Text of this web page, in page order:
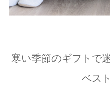
寒い季節のギフトで
ベス